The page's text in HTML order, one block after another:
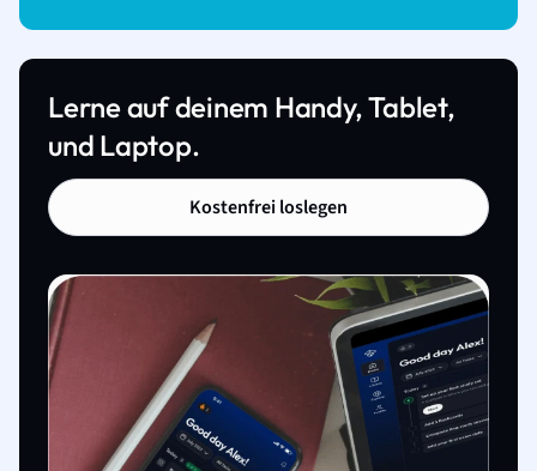
Lerne auf deinem Handy, Tablet,
und Laptop.
Kostenfrei loslegen